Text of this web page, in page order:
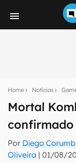
Home Notícias
Mortal
Por Diego
Oliveira | 01/08/
notícias e
mão.
E-mail